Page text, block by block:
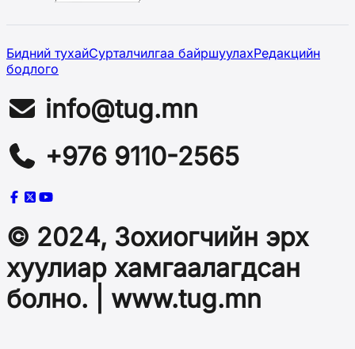
Бидний тухайСурталчилгаа байршуулахРедакцийн
бодлого
info@tug.mn
+976 9110-2565
© 2024, Зохиогчийн эрх
хуулиар хамгаалагдсан
болно. | www.tug.mn